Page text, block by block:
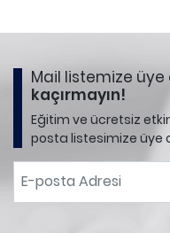
Mail listemize üye
kaçırmayın!
Eğitim ve ücretsiz
posta listesimize üye